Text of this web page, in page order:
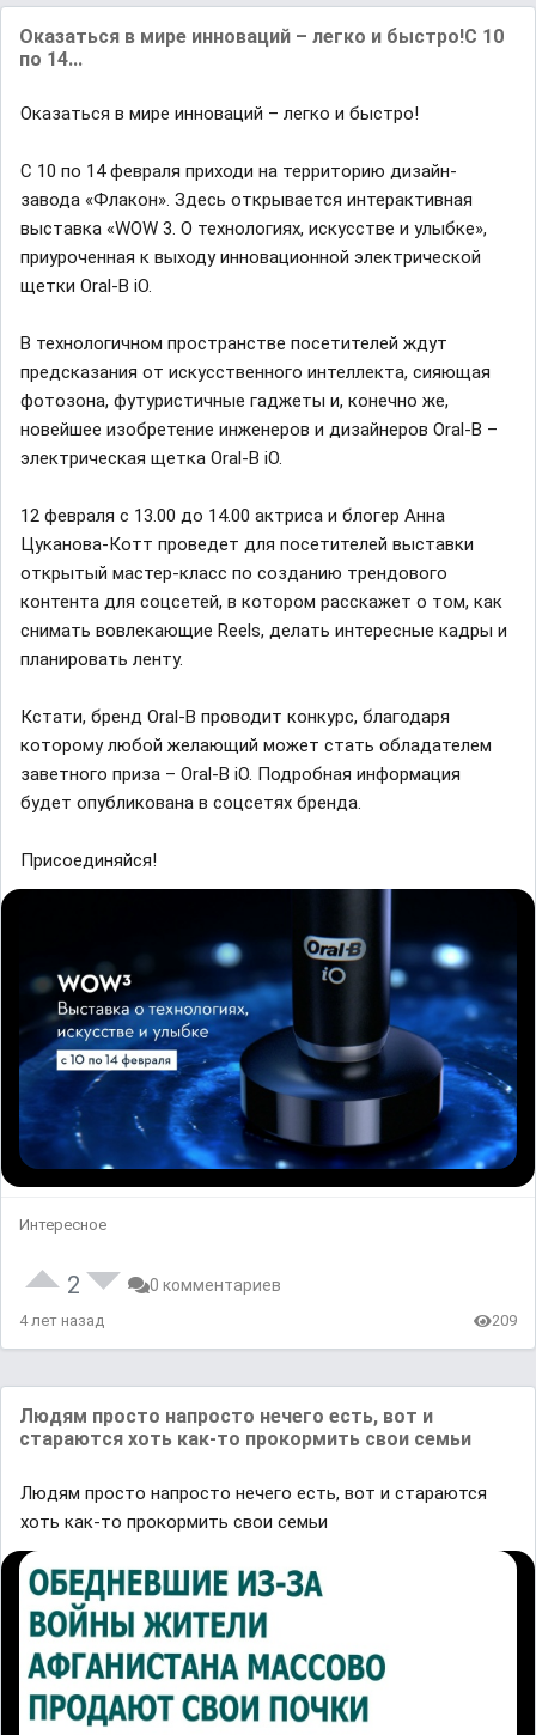
Оказаться в мире инноваций – легко и быстро!С 10
по 14...
Оказаться в мире инноваций – легко и быстро!
С 10 по 14 февраля приходи на территорию дизайн-
завода «Флакон». Здесь открывается интерактивная
выставка «WOW 3. О технологиях, искусстве и улыбке»,
приуроченная к выходу инновационной электрической
щетки Oral-B iO.
В технологичном пространстве посетителей ждут
предсказания от искусственного интеллекта, сияющая
фотозона, футуристичные гаджеты и, конечно же,
новейшее изобретение инженеров и дизайнеров Oral-B –
электрическая щетка Oral-B iO.
12 февраля с 13.00 до 14.00 актриса и блогер Анна
Цуканова-Котт проведет для посетителей выставки
открытый мастер-класс по созданию трендового
контента для соцсетей, в котором расскажет о том, как
снимать вовлекающие Reels, делать интересные кадры и
планировать ленту.
Кстати, бренд Oral-B проводит конкурс, благодаря
которому любой желающий может стать обладателем
заветного приза – Oral-B iO. Подробная информация
будет опубликована в соцсетях бренда.
Присоединяйся!
Интересное
2 0 комментариев
4 лет назад 209
Людям просто напросто нечего есть, вот и
стараются хоть как-то прокормить свои семьи
Людям просто напросто нечего есть, вот и стараются
хоть как-то прокормить свои семьи